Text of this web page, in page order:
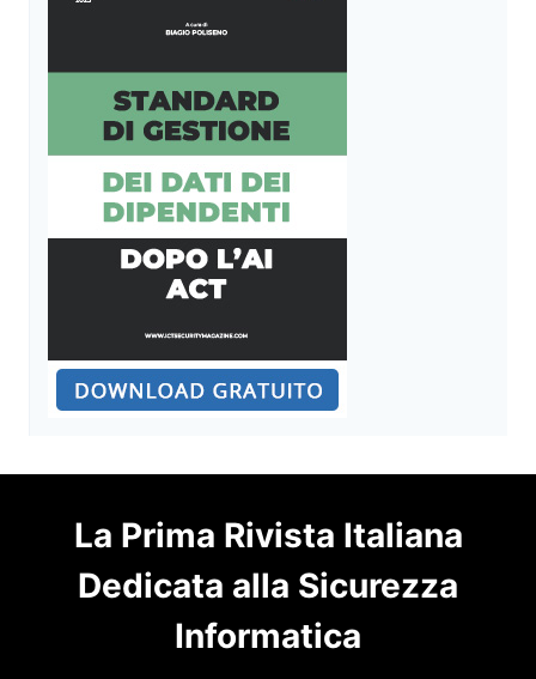
La Prima Rivista Italiana
Dedicata alla Sicurezza
Informatica